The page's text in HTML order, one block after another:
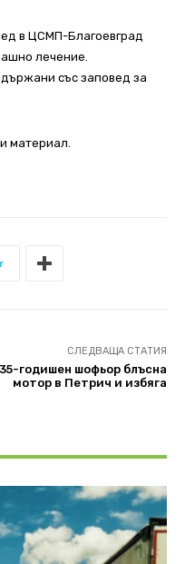
в ЦСМП-Благоевград
лечение.
със заповед за
материал.
СЛЕДВАЩА СТАТИЯ
35-годишен шофьор блъсна
мотор в Петрич и избяга